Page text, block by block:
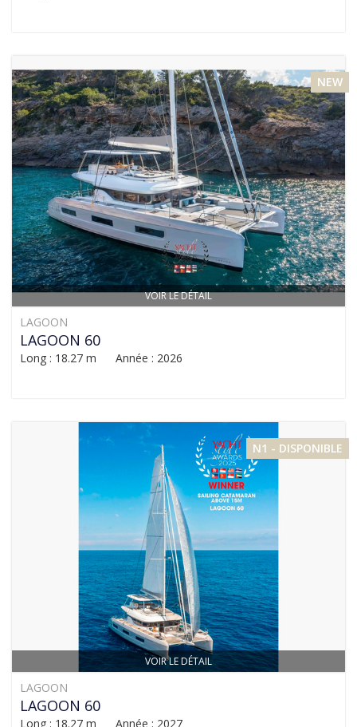
VOIR LE DÉTAIL
NEW
LAGOON
LAGOON 60
Long : 18.27 m Année : 2026
VOIR LE DÉTAIL
N1 - DISPONIBLE
LAGOON
LAGOON 60
Long : 18.27 m Année : 2027